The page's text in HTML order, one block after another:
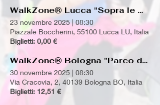
WalkZone® Lucca "Sopra le Mura"
23 novembre 2025|08:30
Piazzale Boccherini, 55100 Lucca LU, Italia
Biglietti: 0,00 €
WalkZone® Bologna "Parco dei Cedri"
30 novembre 2025 | 08:30
Via Cracovia, 2, 40139 Bologna BO, Italia
Biglietti: 12,51 €